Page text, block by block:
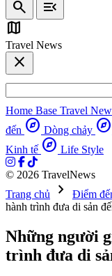
search
menu_open
map
Travel News
close
Home Base Travel
đến explore Dòng chảy explore
Kinh tế explore Life Style
© 2026 TravelNews
Trang chủ
chevron_right Điểm
hành trình đưa di sản
Những người
trình đưa di